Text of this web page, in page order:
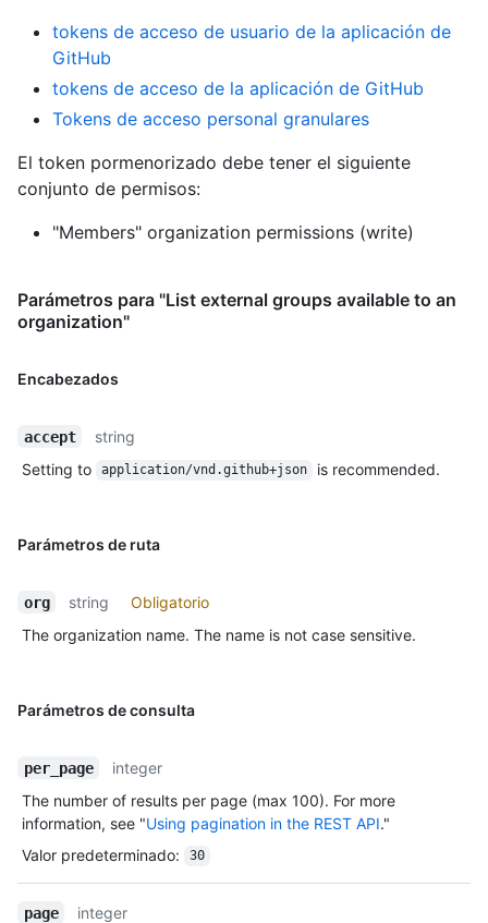
tokens de acceso de usuario de la aplicación de
GitHub
tokens de acceso de la aplicación de GitHub
Tokens de acceso personal granulares
El token pormenorizado debe tener el siguiente
conjunto de permisos:
"Members" organization permissions (write)
Parámetros para "List external groups available to an
organization"
Encabezados
accept
string
Setting to
application/vnd.github+json is recommended.
Parámetros de ruta
org string
Obligatorio
The organization name. The name is not case sensitive.
Parámetros de consulta
per_page
integer
The number of results per page (max 100). For more
information, see "Using pagination in the REST API."
Valor predeterminado: 30
page
integer